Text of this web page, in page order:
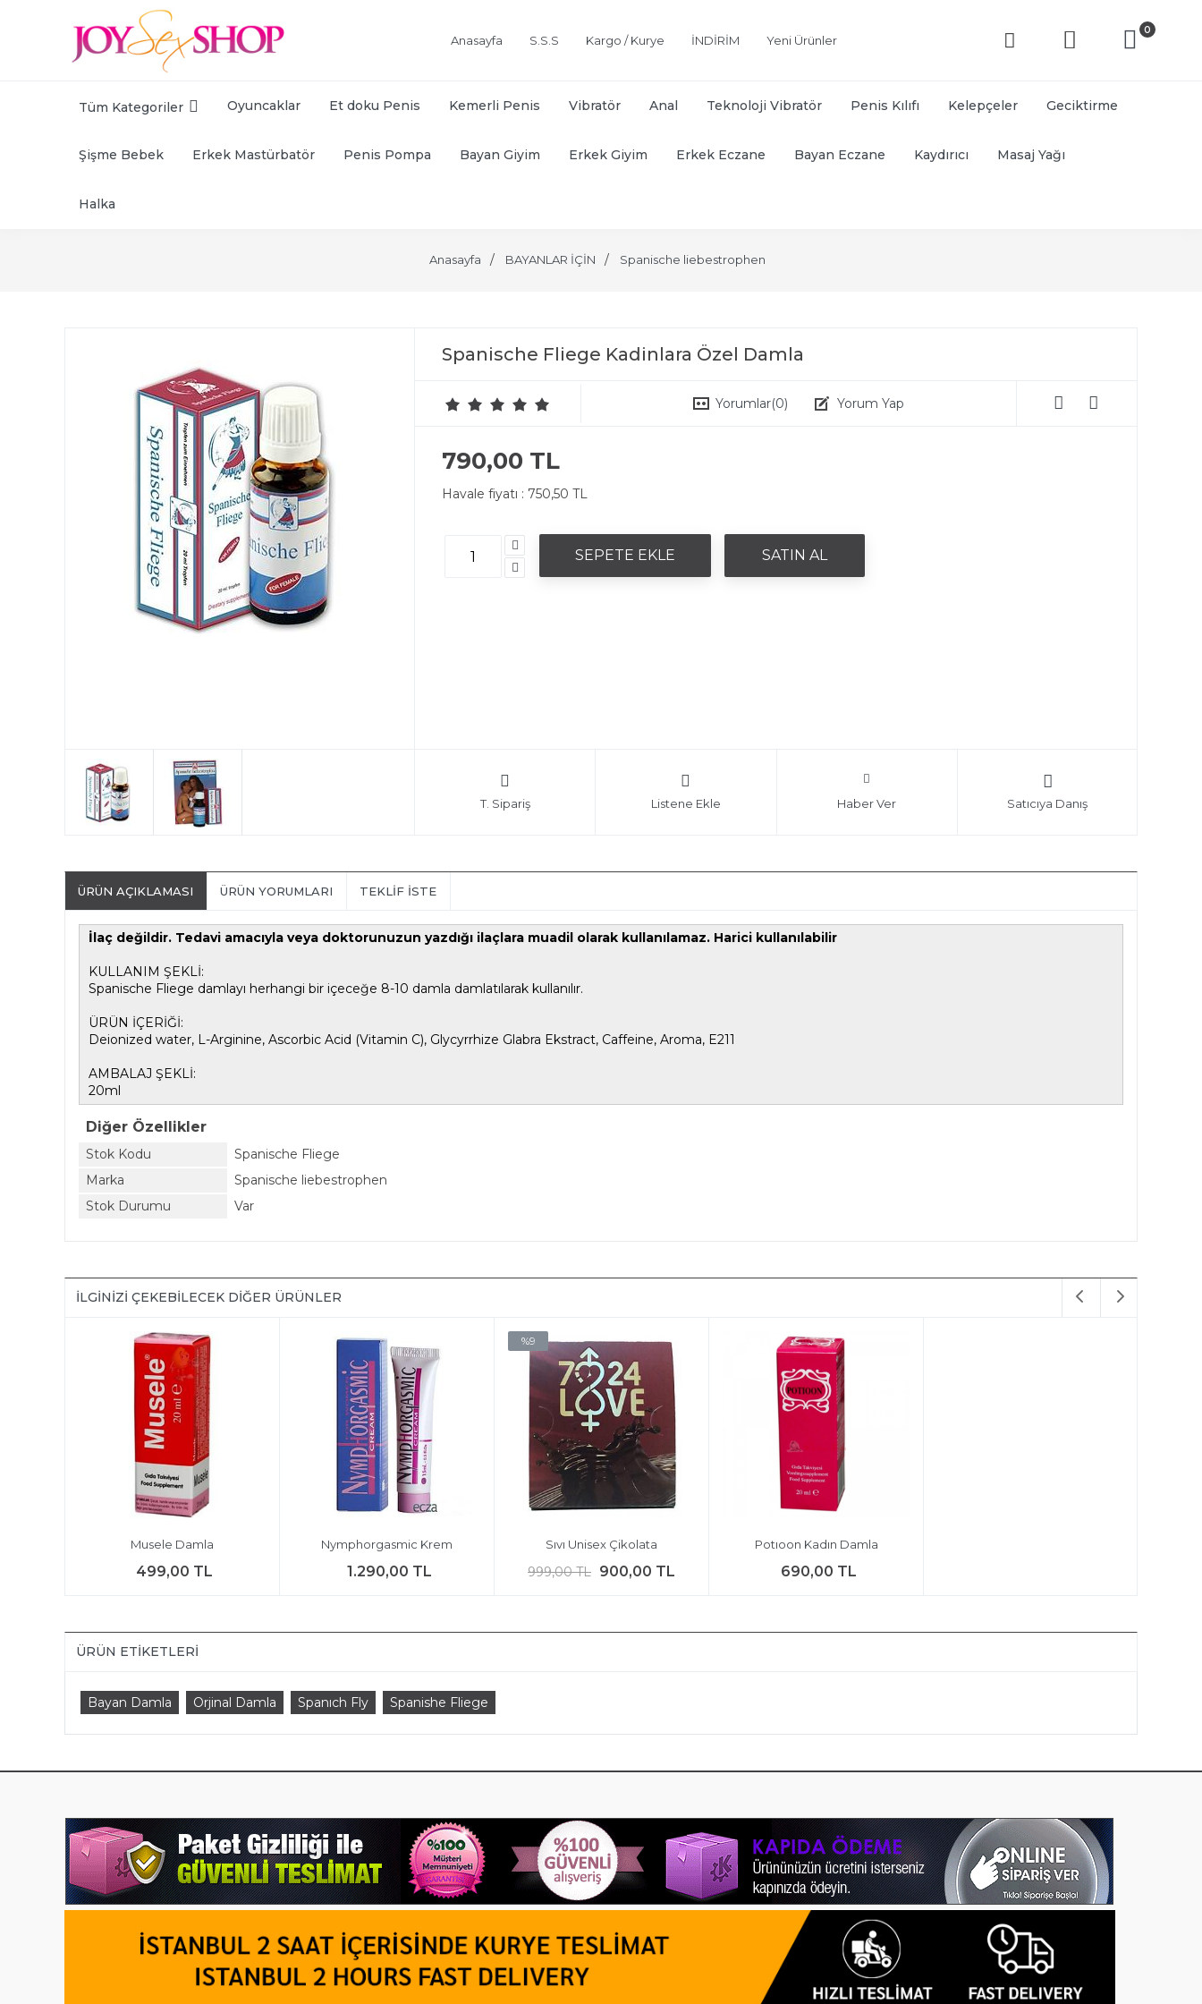
Anasayfa S.S.S Kargo / Kurye İNDİRİM Yeni Ürünler
0
Tüm Kategoriler Oyuncaklar Et doku Penis Kemerli Penis Vibratör Anal Teknoloji Vibratör Penis Kılıfı Kelepçeler Geciktirme
Şişme Bebek Erkek Mastürbatör Penis Pompa Bayan Giyim Erkek Giyim Erkek Eczane Bayan Eczane Kaydırıcı Masaj Yağı
Halka
Anasayfa BAYANLAR İÇİN Spanische liebestrophen
Spanische Fliege Kadinlara Özel Damla
Yorumlar(0) Yorum Yap
790,00 TL
Havale fiyatı : 750,50 TL
T. Sipariş Listene Ekle Haber Ver Satıcıya Danış
ÜRÜN AÇIKLAMASI ÜRÜN YORUMLARI TEKLIF İSTE
İlaç değildir. Tedavi amacıyla veya doktorunuzun yazdığı ilaçlara muadil olarak kullanılamaz. Harici kullanılabilir
KULLANIM ŞEKLİ:
Spanische Fliege damlayı herhangi bir içeceğe 8-10 damla damlatılarak kullanılır.
ÜRÜN İÇERİĞİ:
Deionized water, L-Arginine, Ascorbic Acid (Vitamin C), Glycyrrhize Glabra Ekstract, Caffeine, Aroma, E211
AMBALAJ ŞEKLİ:
20ml
Diğer Özellikler
Stok Kodu
Spanische Fliege
Marka
Spanische liebestrophen
Stok Durumu
Var
İLGINIZI ÇEKEBILECEK DIĞER ÜRÜNLER
Musele Damla
499,00 TL
Nymphorgasmic Krem
1.290,00 TL
Sıvı Unisex Çikolata
999,00 TL 900,00 TL
%9
Potıoon Kadın Damla
690,00 TL
ÜRÜN ETIKETLERI
Bayan Damla Orjinal Damla Spanıch Fly Spanishe Fliege